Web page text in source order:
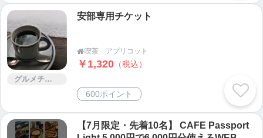
グルメチケット
安部専用チケット
喫茶 アプリコット
￥1,320 （税込）
600ポイント
【7月限定・先着10名】 CAFE Passport